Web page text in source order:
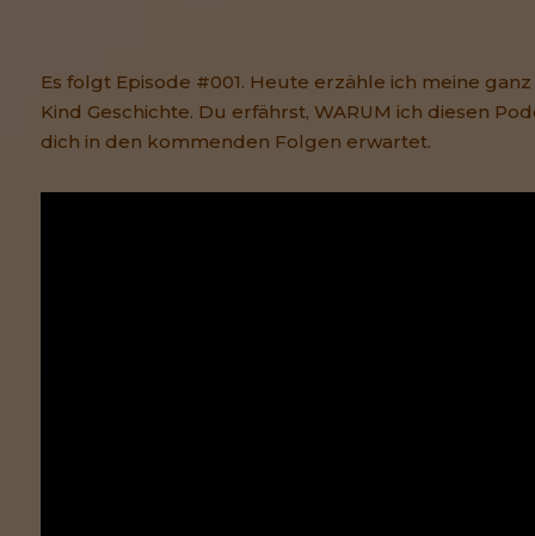
Es folgt Episode #001. Heute erzähle ich meine
Kind Geschichte. Du erfährst, WARUM ich diesen
dich in den kommenden Folgen erwartet.